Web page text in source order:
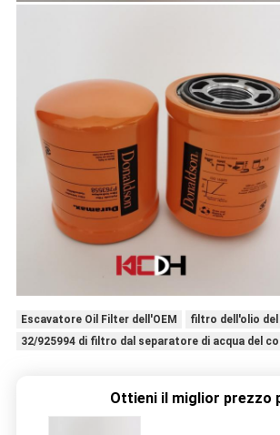
Escavatore Oil Filter dell'OEM
filtro dell'olio del
32/925994 di filtro dal separatore di acqua del
Ottieni il miglior prezzo